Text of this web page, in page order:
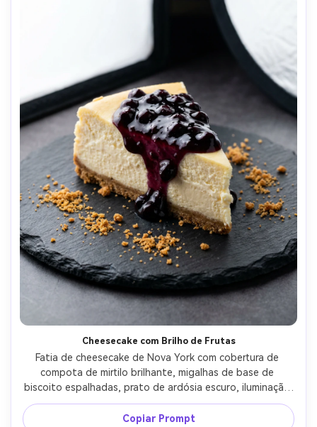
Cheesecake com Brilho de Frutas
Fatia de cheesecake de Nova York com cobertura de
compota de mirtilo brilhante, migalhas de base de
biscoito espalhadas, prato de ardósia escuro, iluminação
de estúdio equilibrada com softbox e refletor,
fotografado com Nikon Z8, 85mm, f/4, foco nítido na
Copiar Prompt